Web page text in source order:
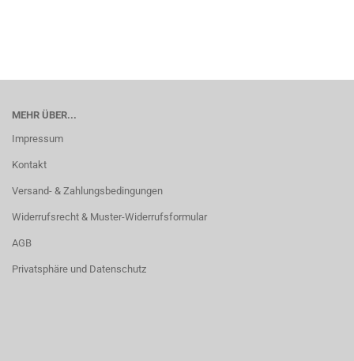
MEHR ÜBER...
Impressum
Kontakt
Versand- & Zahlungsbedingungen
Widerrufsrecht & Muster-Widerrufsformular
AGB
Privatsphäre und Datenschutz